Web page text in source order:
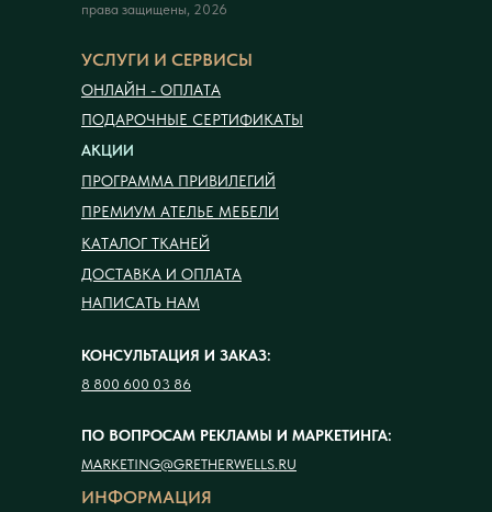
ИНФОРМАЦИЯ
права защищены, 2026
УСЛУГИ И СЕРВИСЫ
КОНСУЛЬТАЦИЯ И ЗАКАЗ:
8 800 600 03 86
АКЦИИ
ОНЛАЙН - ОПЛАТА
ПОДАРОЧНЫЕ СЕРТИФИКАТЫ
ПРОГРАММА ПРИВИЛЕГИЙ
ПРЕМИУМ АТЕЛЬЕ МЕБЕЛИ
КАТАЛОГ ТКАНЕЙ
ДОСТАВКА И ОПЛАТА
ПО ВОПРОСАМ РЕКЛАМЫ И МАРКЕТИНГА:
MARKETING@GRETHERWELLS.RU
НАПИСАТЬ НАМ